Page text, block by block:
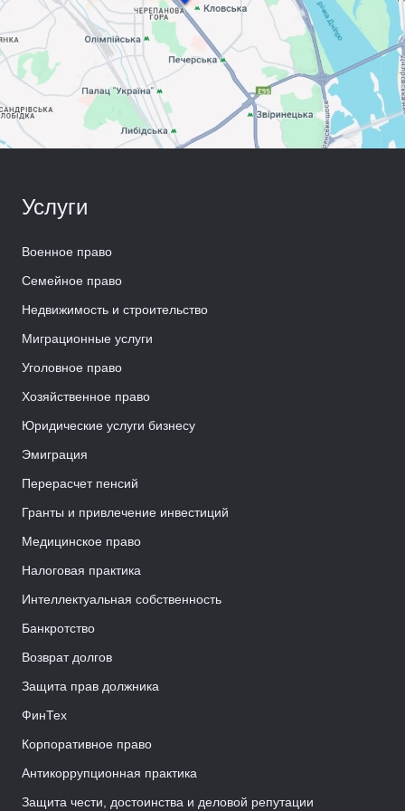
Услуги
Военное право
Семейное право
Недвижимость и строительство
Миграционные услуги
Уголовное право
Хозяйственное право
Юридические услуги бизнесу
Эмиграция
Перерасчет пенсий
Гранты и привлечение инвестиций
Медицинское право
Налоговая практика
Интеллектуальная собственность
Банкротство
Возврат долгов
Защита прав должника
ФинТех
Корпоративное право
Антикоррупционная практика
Защита чести, достоинства и деловой репутации